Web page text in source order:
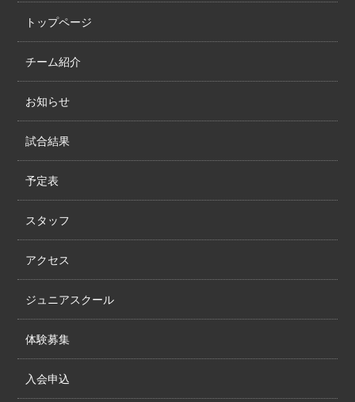
トップページ
チーム紹介
お知らせ
試合結果
予定表
スタッフ
アクセス
ジュニアスクール
体験募集
入会申込